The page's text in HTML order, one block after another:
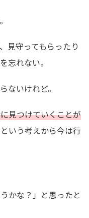
見守ってもらったり
を忘れない。
ないけれど。
見つけていくことが
いう考えから今は行
かな？」と思ったと